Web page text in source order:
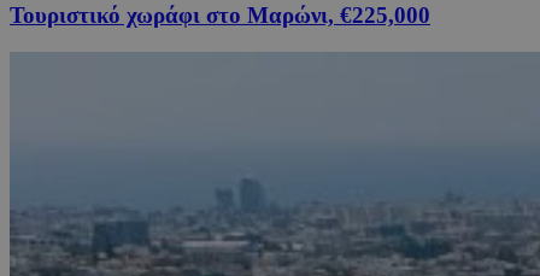
Τουριστικό χωράφι στο Μαρώνι, €225,000